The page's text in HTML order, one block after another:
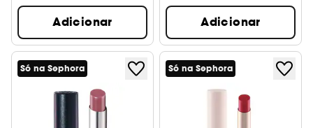
Adicionar Adicionar
Só na Sephora Só na Sephora